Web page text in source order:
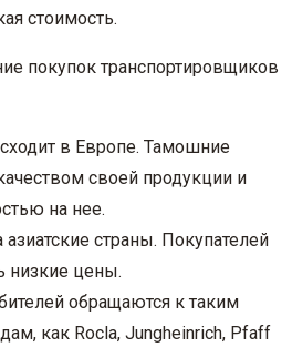
стоимость.
покупок транспортировщиков
в Европе. Тамошние
своей продукции и
на нее.
азиатские страны. Покупателей
низкие цены.
обращаются к таким
как Rocla, Jungheinrich, Pfaff